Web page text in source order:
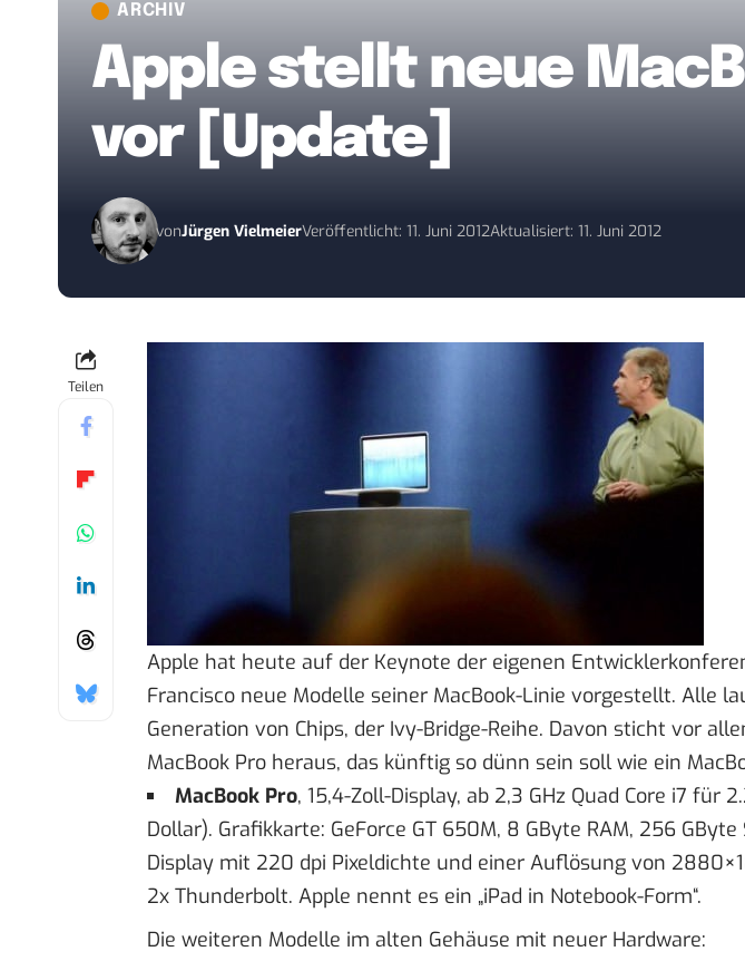
ARCHIV
Apple stellt neue
vor [Update]
vonJürgen VielmeierVeröffentlicht: 11. Juni 2012Aktualisiert: 11. Juni 2012
Teilen
Apple hat heute auf der Keynote der eigenen
Francisco neue Modelle seiner MacBook-Linie vorgestellt. Alle
Generation von Chips, der Ivy-Bridge-Reihe. Davon sticht vor
MacBook Pro heraus, das künftig so dünn sein soll wie ein
MacBook Pro, 15,4-Zoll-Display, ab 2,3 GHz Quad Core i7 für
Dollar). Grafikkarte: GeForce GT 650M, 8 GByte RAM, 256 GByte
Display mit 220 dpi Pixeldichte und einer Auflösung von
2x Thunderbolt. Apple nennt es ein „iPad in Notebook-Form“.
Die weiteren Modelle im alten Gehäuse mit neuer Hardware: